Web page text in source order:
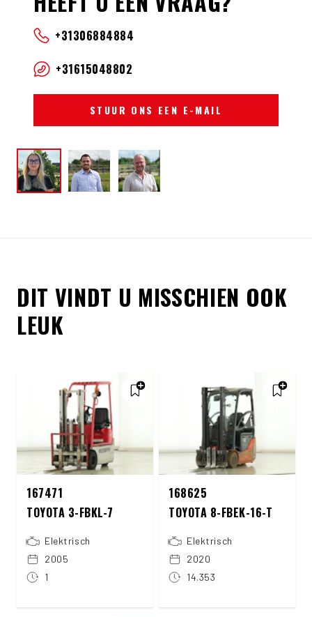
+31306884884
+31615048802
STUUR ONS EEN E-MAIL
DIT VINDT U MISSCHIEN OOK
LEUK
167471
TOYOTA 3-FBKL-7
Elektrisch
2005
1
168625
TOYOTA 8-FBEK-16-T
Elektrisch
2020
14.353